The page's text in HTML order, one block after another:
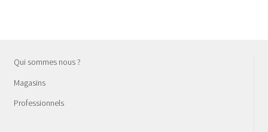
Qui sommes nous ?
Magasins
Professionnels